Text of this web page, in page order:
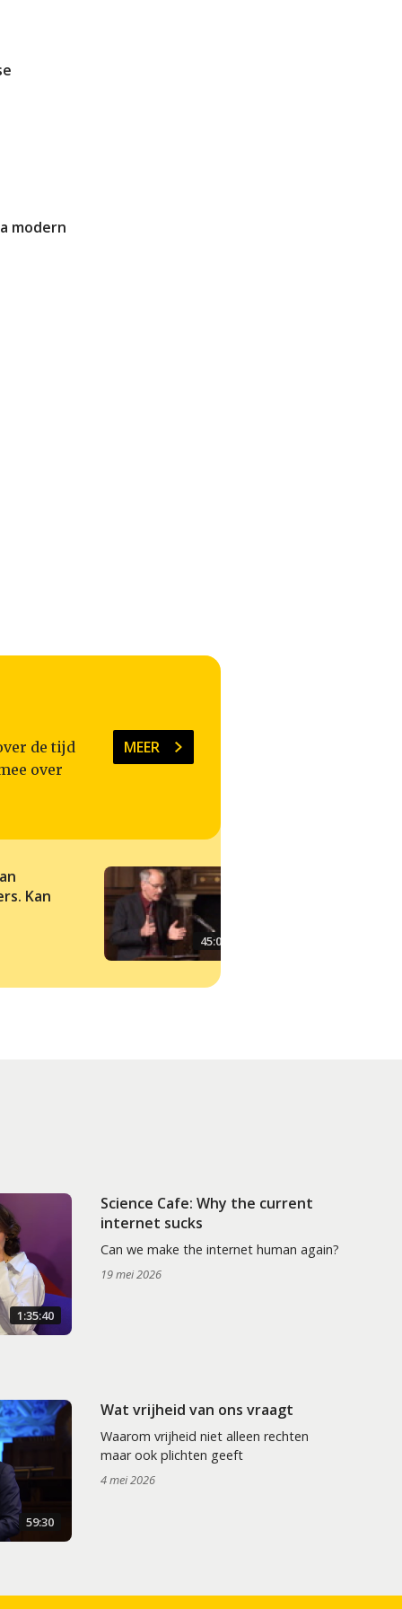
modern
de tijd
over
MEER
Kan
45:00
1:35:40
Science Cafe: Why the current
internet sucks
Can we make the internet human again?
19 mei 2026
59:30
Wat vrijheid van ons vraagt
Waarom vrijheid niet alleen rechten
maar ook plichten geeft
4 mei 2026